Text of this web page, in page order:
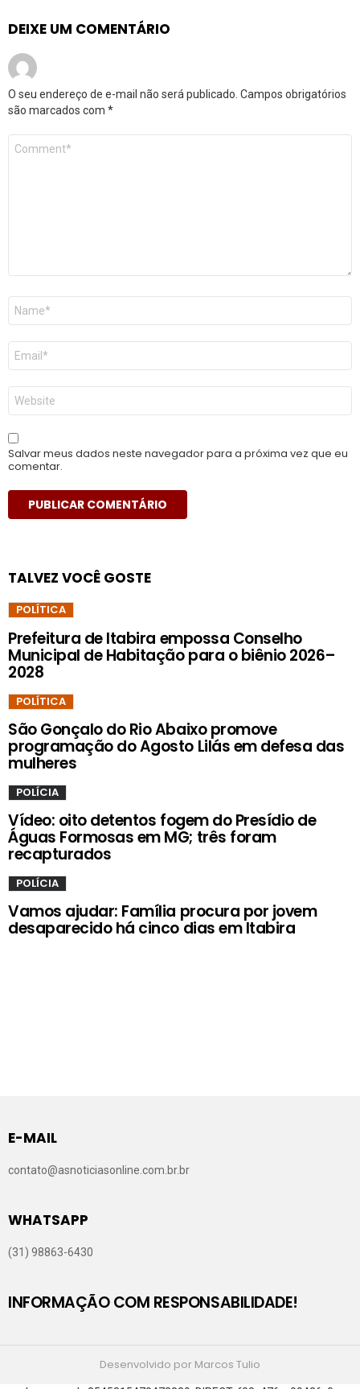
DEIXE UM COMENTÁRIO
O seu endereço de e-mail não será publicado. Campos obrigatórios
são marcados com *
Comentário
Nome
E-
mail
*
Site
Salvar meus dados neste navegador para a próxima vez que eu
comentar.
TALVEZ VOCÊ GOSTE
POLÍTICA
Prefeitura de Itabira empossa Conselho
Municipal de Habitação para o biênio 2026–
2028
POLÍTICA
São Gonçalo do Rio Abaixo promove
programação do Agosto Lilás em defesa das
mulheres
POLÍCIA
Vídeo: oito detentos fogem do Presídio de
Águas Formosas em MG; três foram
recapturados
POLÍCIA
Vamos ajudar: Família procura por jovem
desaparecido há cinco dias em Itabira
E-MAIL
contato@asnoticiasonline.com.br.br
WHATSAPP
(31) 98863-6430
INFORMAÇÃO COM RESPONSABILIDADE!
Desenvolvido por Marcos Tulio